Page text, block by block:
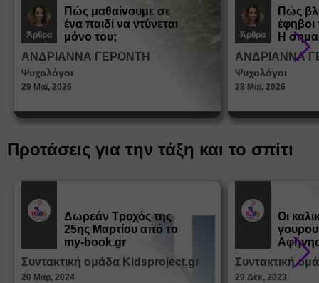
Άρθρα
Πώς μαθαίνουμε σε
ένα παιδί να ντύνεται
μόνο του;
ΑΝΔΡΙΑΝΝΑ ΓΕΡΟΝΤΗ
Ψυχολόγοι
29 Μαϊ, 2026
Άρθρα
Πώς
Η
στη
ΑΝΔΡΙΑΝΝΑ
Ψυχολόγοι
28 Μαϊ, 2026
Προτάσεις για την τάξη και το σπίτι
Δωρεάν Tροχός της
25ης Μαρτίου από το
my-book.gr
Συντακτική ομάδα Kidsproject.gr
20 Μαρ, 2024
Οι
από τα
Συντακτική
29 Δεκ, 2023